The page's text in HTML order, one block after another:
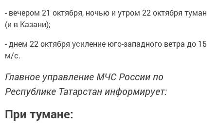
- вечером 21 октября, ночью и утром 22 октября туман
(и в Казани);
- днем 22 октября усиление юго-западного ветра до 15
м/с.
Главное управление МЧС России по
Республике Татарстан информирует:
При тумане: